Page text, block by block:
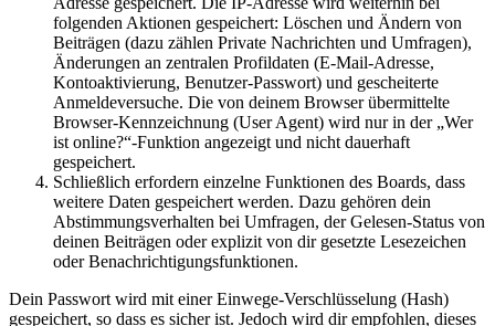
folgenden Aktionen gespeichert: Löschen und Ändern von
Beiträgen (dazu zählen Private Nachrichten und Umfragen),
Änderungen an zentralen Profildaten (E-Mail-Adresse,
Kontoaktivierung, Benutzer-Passwort) und gescheiterte
Anmeldeversuche. Die von deinem Browser übermittelte
Browser-Kennzeichnung (User Agent) wird nur in der „Wer
ist online?“-Funktion angezeigt und nicht dauerhaft
gespeichert.
Schließlich erfordern einzelne Funktionen des Boards, dass
weitere Daten gespeichert werden. Dazu gehören dein
Abstimmungsverhalten bei Umfragen, der Gelesen-Status von
deinen Beiträgen oder explizit von dir gesetzte Lesezeichen
oder Benachrichtigungsfunktionen.
Dein Passwort wird mit einer Einwege-Verschlüsselung (Hash)
gespeichert, so dass es sicher ist. Jedoch wird dir empfohlen, dieses